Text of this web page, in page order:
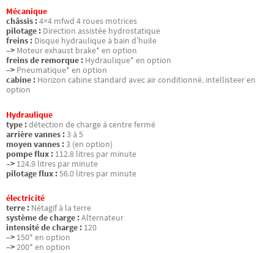
Mécanique
châssis :4×4 mfwd 4 roues motrices
pilotage : Direction assistée hydrostatique
freins : Disque hydraulique à bain d’huile
–> Moteur exhaust brake* en option
freins de remorque : Hydraulique* en option
–> Pneumatique* en option
cabine : Horizon cabine standard avec air conditionné. intellisteer en
option
Hydraulique
type :détection de charge à centre fermé
arrière vannes :3 à 5
moyen vannes :3 (en option)
pompe flux : 112.8 litres par minute
–> 124.9 litres par minute
pilotage flux :56.0 litres par minute
électricité
terre : Nétagif à la terre
système de charge :Alternateur
intensité de charge : 120
–> 150* en option
–>200* en option